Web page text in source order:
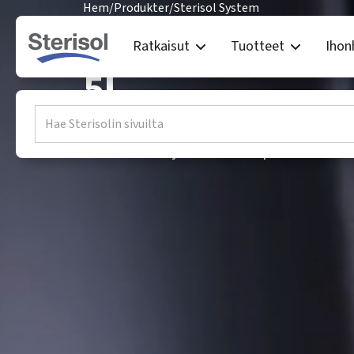
Ratkaisut Tuotteet
Hem/Produkter/Sterisol System
Sterisol
5l
ULTRA Hair & Body on suihkusaippua,